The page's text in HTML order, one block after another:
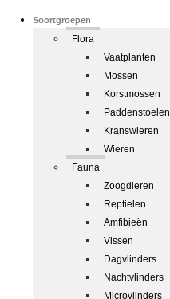
Soortgroepen
Flora
Vaatplanten
Mossen
Korstmossen
Paddenstoelen
Kranswieren
Wieren
Fauna
Zoogdieren
Reptielen
Amfibieën
Vissen
Dagvlinders
Nachtvlinders
Microvlinders